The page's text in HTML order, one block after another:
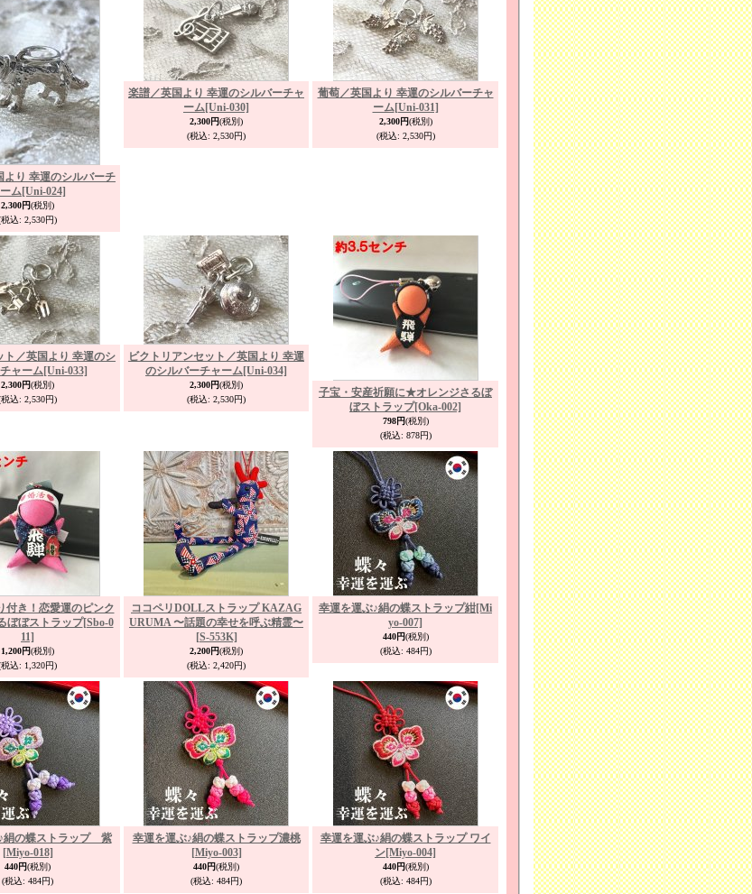
より 幸運のシルバーチ
ム[Uni-024]
2,300円(税別)
込: 2,530円)
楽譜／英国より 幸運のシルバーチャ
ーム[Uni-030]
2,300円(税別)
(税込: 2,530円)
葡萄／英国より 幸運のシルバーチャ
ーム[Uni-031]
2,300円(税別)
(税込: 2,530円)
ト／英国より 幸運のシ
ャーム[Uni-033]
2,300円(税別)
込: 2,530円)
ビクトリアンセット／英国より 幸運
のシルバーチャーム[Uni-034]
2,300円(税別)
(税込: 2,530円)
子宝・安産祈願に★オレンジさるぼ
ぼストラップ[Oka-002]
798円(税別)
(税込: 878円)
き！恋愛運のピンク
ぼぼストラップ[Sbo-0
11]
1,200円(税別)
込: 1,320円)
ココペリDOLLストラップ KAZAG
URUMA 〜話題の幸せを呼ぶ精霊〜
[S-553K]
2,200円(税別)
(税込: 2,420円)
幸運を運ぶ♪絹の蝶ストラップ紺[Mi
yo-007]
440円(税別)
(税込: 484円)
絹の蝶ストラップ 紫
[Miyo-018]
440円(税別)
(税込: 484円)
幸運を運ぶ♪絹の蝶ストラップ濃桃
[Miyo-003]
440円(税別)
(税込: 484円)
幸運を運ぶ♪絹の蝶ストラップ ワイ
ン[Miyo-004]
440円(税別)
(税込: 484円)